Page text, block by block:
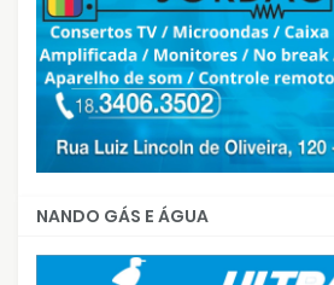
NANDO GÁS E ÁGUA